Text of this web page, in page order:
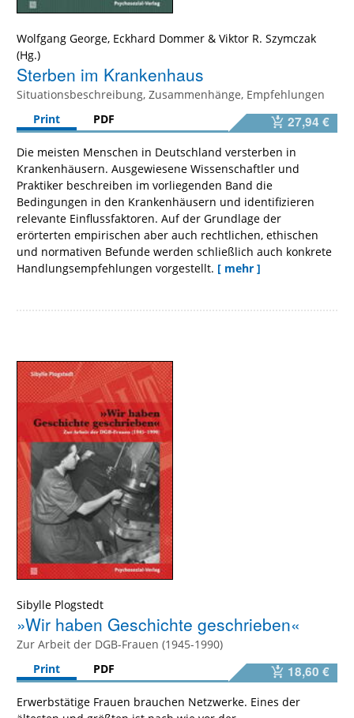
Wolfgang George, Eckhard Dommer & Viktor R. Szymczak
Sterben im Krankenhaus
Situationsbeschreibung, Zusammenhänge, Empfehlungen
Print
PDF 27,94 €
Die meisten Menschen in Deutschland versterben in
Krankenhäusern. Ausgewiesene Wissenschaftler und
Praktiker beschreiben im vorliegenden Band die
Bedingungen in den Krankenhäusern und identifizieren
relevante Einflussfaktoren. Auf der Grundlage der
erörterten empirischen aber auch rechtlichen, ethischen
und normativen Befunde werden schließlich auch konkrete
Handlungsempfehlungen vorgestellt. [ mehr ]
Sibylle Plogstedt
»Wir haben Geschichte geschrieben«
Zur Arbeit der DGB-Frauen (1945-1990)
Print
PDF 18,60 €
Erwerbstätige Frauen brauchen Netzwerke. Eines der